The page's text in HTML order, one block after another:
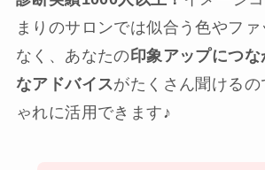
まりのサロンでは似合う色やフ
なく、あなたの印象アップにつ
なアドバイスがたくさん聞けるの
ゃれに活用できます♪